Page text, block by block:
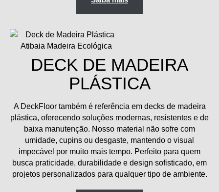
DECK DE MADEIRA
PLÁSTICA
A DeckFloortambém é referência em decks de madeira
plástica, oferecendo soluções modernas, resistentes e de
baixa manutenção. Nosso material não sofre com
umidade, cupins ou desgaste, mantendo o visual
impecável por muito mais tempo. Perfeito para quem
busca praticidade, durabilidade e design sofisticado, em
projetos personalizados para qualquer tipo de ambiente.